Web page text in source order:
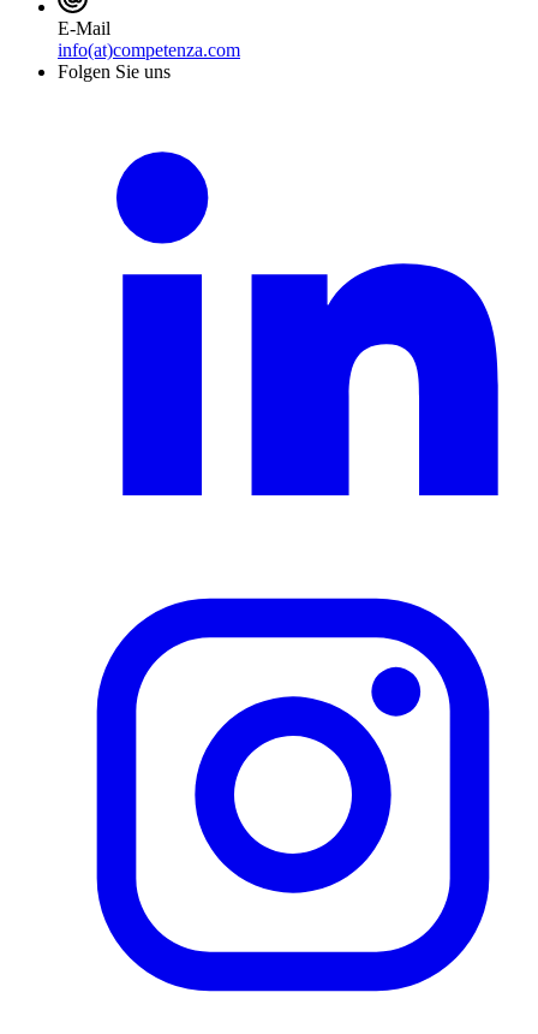
E-Mail
info(at)competenza.com
Folgen Sie uns